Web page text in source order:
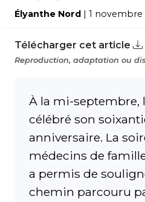
Élyanthe Nord | 1 novembre
Télécharger cet article
Reproduction, adaptation ou
À la mi-septembre,
célébré son
anniversaire. La
médecins de
a permis de
chemin parcouru